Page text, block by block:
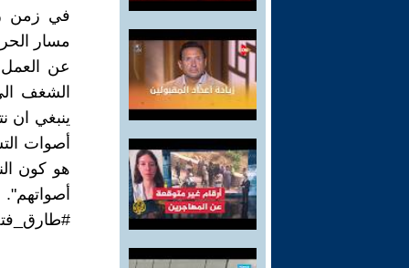
في زمن
مسار
عن
الشغف
ينبغي ان
أصوات
هو كون
أصواتهم".